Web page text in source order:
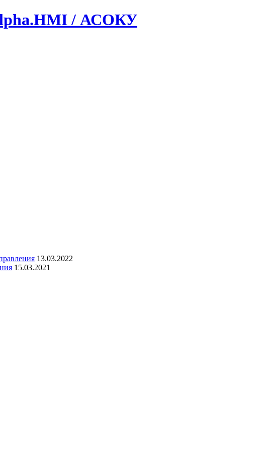
/ АСОКУ
13.03.2022
15.03.2021